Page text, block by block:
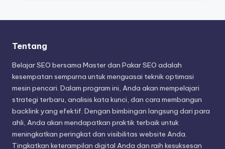
Tentang
Belajar SEO bersama Master dan Pakar SEO adalah
kesempatan sempurna untuk menguasai teknik optimasi
mesin pencari. Dalam program ini, Anda akan mempelajari
strategi terbaru, analisis kata kunci, dan cara membangun
backlink yang efektif. Dengan bimbingan langsung dari para
ahli, Anda akan mendapatkan praktik terbaik untuk
meningkatkan peringkat dan visibilitas website Anda.
Tingkatkan keterampilan digital Anda dan raih kesuksesan